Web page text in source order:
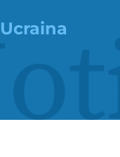
Ucraina